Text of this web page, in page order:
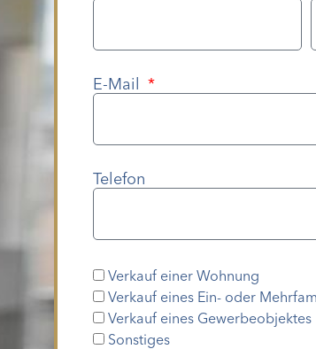
E-Mail
Telefon
Verkauf einer Wohnung
Verkauf eines Ein- oder
Verkauf eines Gewerbeobjektes
Sonstiges